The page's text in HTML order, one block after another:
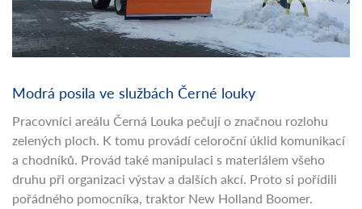
Modrá posila ve službách Černé louky
Pracovníci areálu Černá Louka pečují o značnou rozlohu
zelených ploch. K tomu provádí celoroční úklid komunikací
a chodníků. Provád také manipulaci s materiálem všeho
druhu při organizaci výstav a dalších akcí. Proto si pořídili
pořádného pomocníka, traktor New Holland Boomer.